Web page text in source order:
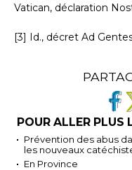
Vatican, déclaration
[3] Id., décret Ad
POUR ALLER PLUS
Prévention des abus
les nouveaux
En Province